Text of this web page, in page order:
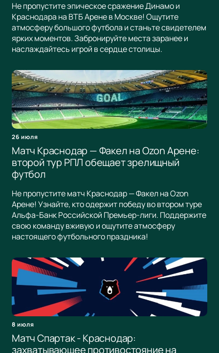
Не пропустите эпическое сражение Динамо и
Краснодара на ВТБ Арене в Москве! Ощутите
атмосферу большого футбола и станьте свидетелем
ярких моментов. Забронируйте места заранее и
наслаждайтесь игрой в сердце столицы.
26 июля
Матч Краснодар — Факел на Ozon Арене:
второй тур РПЛ обещает зрелищный
футбол
Не пропустите матч Краснодар — Факел на Ozon
Арене! Узнайте, кто одержит победу во втором туре
Альфа-Банк Российской Премьер-лиги. Поддержите
свою команду вживую и ощутите атмосферу
настоящего футбольного праздника!
8 июля
Матч Спартак - Краснодар:
захватывающее противостояние на